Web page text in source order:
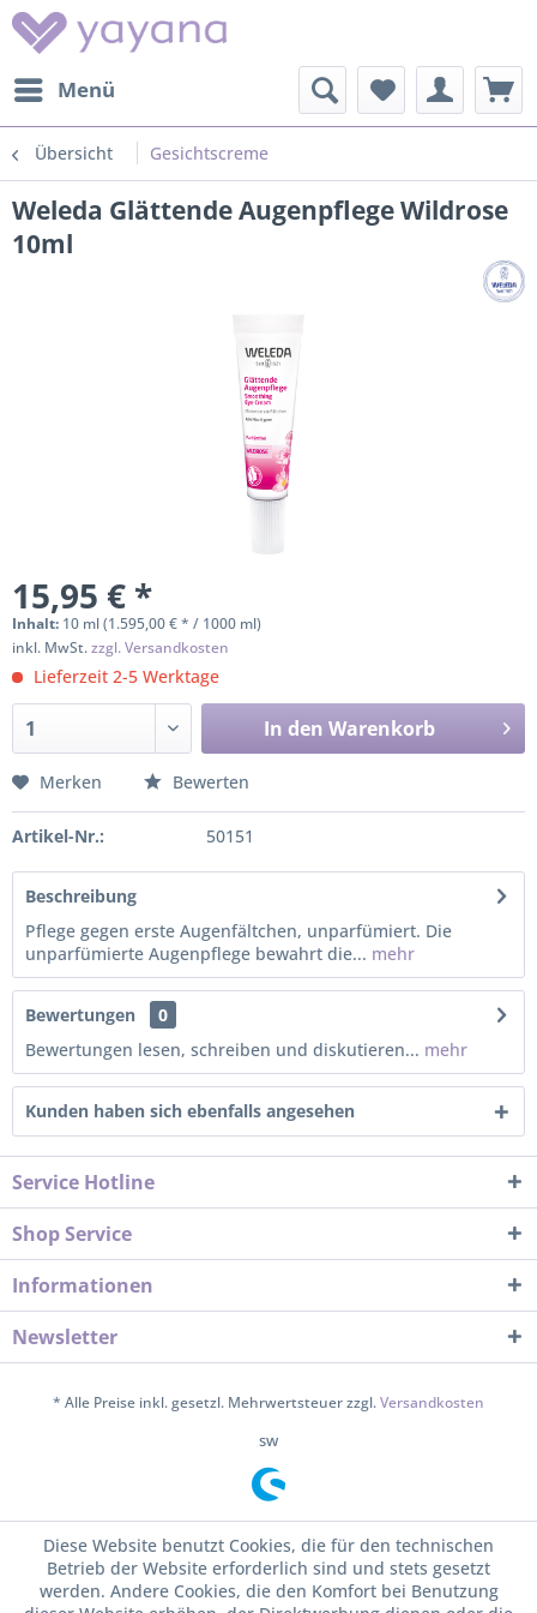
Menü
Übersicht Gesichtscreme
Weleda Glättende Augenpflege Wildrose
10ml
15,95 € *
Inhalt: 10 ml (1.595,00 € * / 1000 ml)
inkl. MwSt.zzgl. Versandkosten
Lieferzeit 2-5 Werktage
In den Warenkorb
Merken Bewerten
Artikel-Nr.: 50151
Beschreibung
Pflege gegen erste Augenfältchen, unparfümiert. Die
unparfümierte Augenpflege bewahrt die... mehr
Bewertungen
0
Bewertungen lesen, schreiben und diskutieren... mehr
Kunden haben sich ebenfalls angesehen
Service Hotline
Shop Service
Informationen
Newsletter
* Alle Preise inkl. gesetzl. Mehrwertsteuer zzgl.Versandkosten
sw
Diese Website benutzt Cookies, die für den technischen
Betrieb der Website erforderlich sind und stets gesetzt
werden. Andere Cookies, die den Komfort bei Benutzung